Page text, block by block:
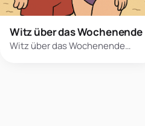
Witz über das Wochenende
Witz über das Wochenende…